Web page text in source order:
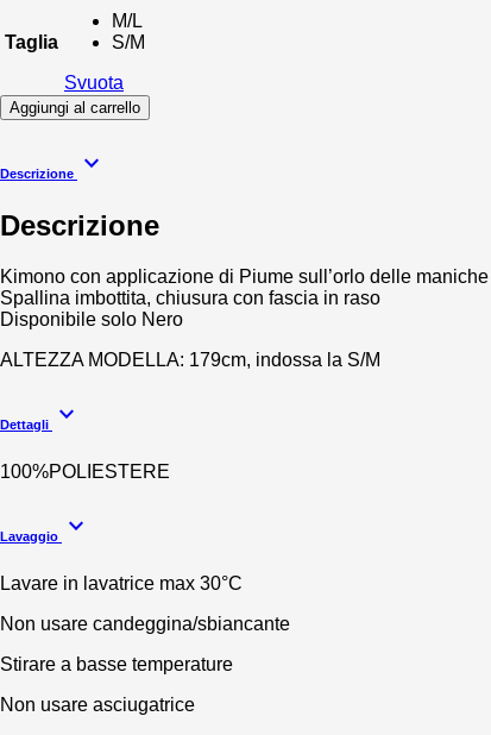
Taglia
M/L
S/M
Svuota
Aggiungi al carrello
Descrizione expand_more
Descrizione
Kimono con applicazione di Piume sull’orlo delle maniche
Spallina imbottita, chiusura con fascia in raso
Disponibile solo Nero
ALTEZZA MODELLA: 179cm, indossa la S/M
Dettagli expand_more
100%POLIESTERE
Lavaggio expand_more
Lavare in lavatrice max 30°C
Non usare candeggina/sbiancante
Stirare a basse temperature
Non usare asciugatrice